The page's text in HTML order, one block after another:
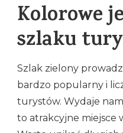
Kolorowe
szlaku
Szlak zielony
bardzo popularny i
turystów. Wydaje
to atrakcyjne miejsce